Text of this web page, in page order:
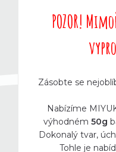
POZOR!
Zásobte se
Nabízíme
výhodném 50g
Dokonalý tvar,
Tohle je